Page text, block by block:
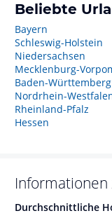
Beliebte
Bayern
Schleswig-Holstein
Niedersachsen
Mecklenburg-
Baden-Württemberg
Nordrhein-
Rheinland-Pfalz
Hessen
Informationen
Durchschnittliche